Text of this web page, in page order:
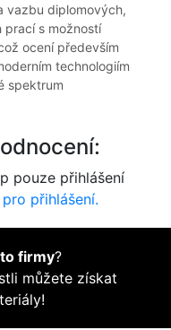
vazbu diplomových,
prací s možností
ocení především
technologiím
spektrum
pouze přihlášení
přihlášení.
firmy?
můžete získat